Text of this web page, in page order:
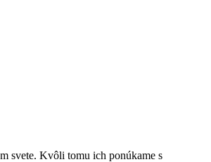
svete. Kvôli tomu ich ponúkame s